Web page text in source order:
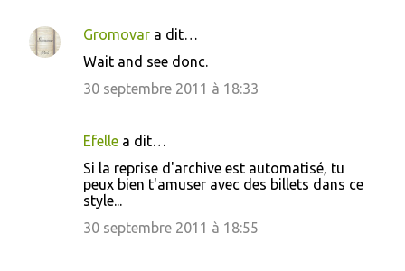
Gromovar a dit…
Wait and see donc.
30 septembre 2011 à 18:33
Efelle a dit…
Si la reprise d'archive est automatisé, tu
peux bien t'amuser avec des billets dans ce
style...
30 septembre 2011 à 18:55